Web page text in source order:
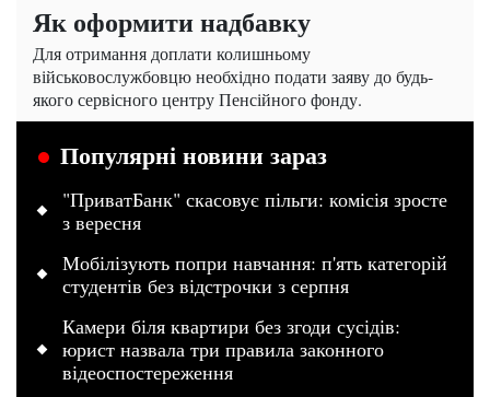
Як оформити надбавку
Для отримання доплати колишньому
військовослужбовцю необхідно подати заяву до будь-
якого сервісного центру Пенсійного фонду.
Популярні новини зараз
"ПриватБанк" скасовує пільги: комісія зросте
з вересня
Мобілізують попри навчання: п'ять категорій
студентів без відстрочки з серпня
Камери біля квартири без згоди сусідів:
юрист назвала три правила законного
відеоспостереження